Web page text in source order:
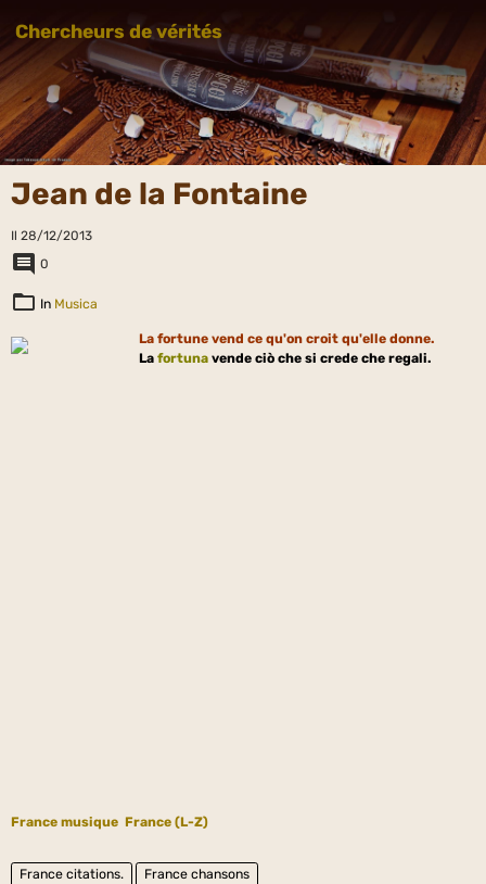
Chercheurs de vérités
Jean de la Fontaine
Il 28/12/2013
0
In Musica
La fortune vend ce qu'on croit qu'elle donne.
La fortuna vende ciò che si crede che regali.
France musique France (L-Z)
France citations. France chansons